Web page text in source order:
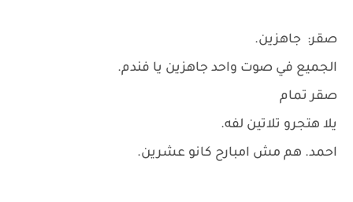
صقر: جاهزين.
الجميع في صوت واحد جاهزين يا فندم.
صقر تمام
يلا هتجرو تلاتين لفه.
احمد. هم مش امبارح كانو عشرين.